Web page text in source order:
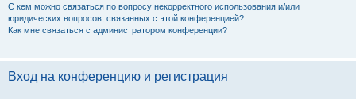
С кем можно связаться по вопросу некорректного использования и/или
юридических вопросов, связанных с этой конференцией?
Как мне связаться с администратором конференции?
Вход на конференцию и регистрация